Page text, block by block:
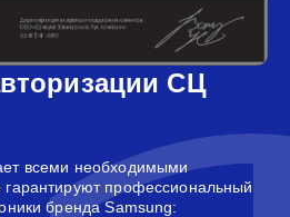
СЦ
всеми необходимыми
профессиональный
бренда Samsung: